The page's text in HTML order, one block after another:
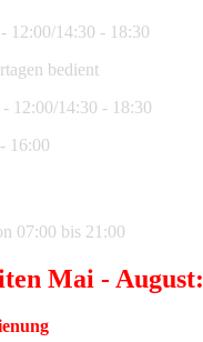
12:00/14:30 - 18:30
bedient
12:00/14:30 - 18:30
07:00 bis 21:00
Mai - August: